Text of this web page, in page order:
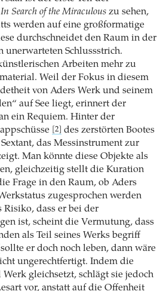
In Search of the Miraculous zu sehen,
werden auf eine großformatige
durchschneidet den Raum in der
unerwarteten Schlussstrich.
Arbeiten mehr zu
Weil der Fokus in diesem
von Aders Werk und seinem
auf See liegt, erinnert der
ein Requiem. Hinter der
[2]
des zerstörten Bootes
das Messinstrument zur
Man könnte diese Objekte als
gleichzeitig stellt die Kuration
Frage in den Raum, ob Aders
zugesprochen werden
dass er bei der
ist, scheint die Vermutung, dass
als Teil seines Werks begriff
er doch noch leben, dann wäre
ungerechtfertigt. Indem die
gleichsetzt, schlägt sie jedoch
vor, anstatt auf die Offenheit